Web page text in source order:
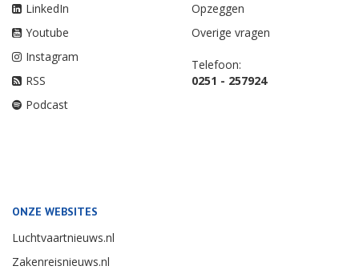
LinkedIn
Youtube
Instagram
RSS
Podcast
Opzeggen
Overige vragen
Telefoon:
0251 - 257924
ONZE WEBSITES
Luchtvaartnieuws.nl
Zakenreisnieuws.nl